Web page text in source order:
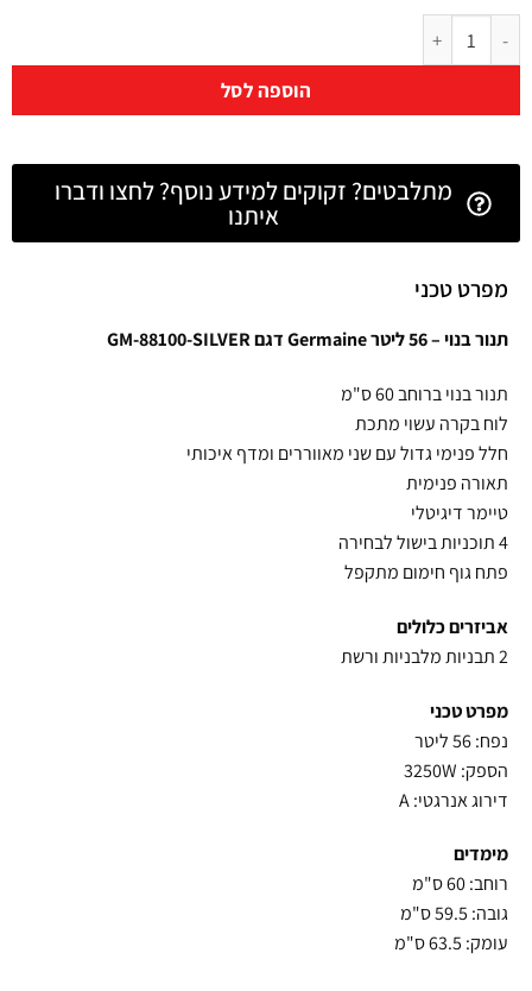
הוספה לסל
מתלבטים? זקוקים למידע נוסף? לחצו ודברו
איתנו
מפרט טכני
תנור בנוי – 56 ליטר Germaine דגם GM-88100-SILVER
תנור בנוי ברוחב 60 ס"מ
לוח בקרה עשוי מתכת
חלל פנימי גדול עם שני מאווררים ומדף איכותי
תאורה פנימית
טיימר דיגיטלי
4 תוכניות בישול לבחירה
פתח גוף חימום מתקפל
אביזרים כלולים
2 תבניות מלבניות ורשת
מפרט טכני
נפח: 56 ליטר
הספק: 3250W
דירוג אנרגטי: A
מימדים
רוחב: 60 ס"מ
גובה: 59.5 ס"מ
עומק: 63.5 ס"מ